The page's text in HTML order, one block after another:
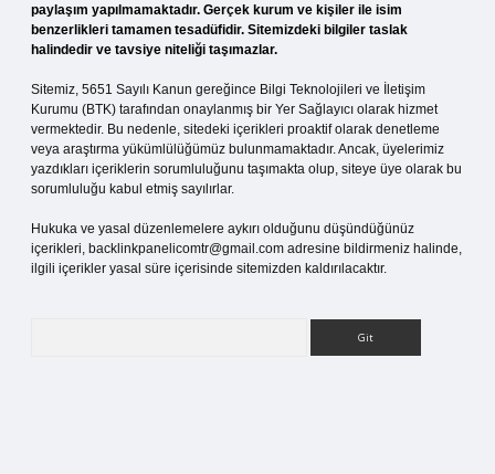
paylaşım yapılmamaktadır. Gerçek kurum ve kişiler ile isim
benzerlikleri tamamen tesadüfidir. Sitemizdeki bilgiler taslak
halindedir ve tavsiye niteliği taşımazlar.
Sitemiz, 5651 Sayılı Kanun gereğince Bilgi Teknolojileri ve İletişim
Kurumu (BTK) tarafından onaylanmış bir Yer Sağlayıcı olarak hizmet
vermektedir. Bu nedenle, sitedeki içerikleri proaktif olarak denetleme
veya araştırma yükümlülüğümüz bulunmamaktadır. Ancak, üyelerimiz
yazdıkları içeriklerin sorumluluğunu taşımakta olup, siteye üye olarak bu
sorumluluğu kabul etmiş sayılırlar.
Hukuka ve yasal düzenlemelere aykırı olduğunu düşündüğünüz
içerikleri, backlinkpanelicomtr@gmail.com adresine bildirmeniz halinde,
ilgili içerikler yasal süre içerisinde sitemizden kaldırılacaktır.